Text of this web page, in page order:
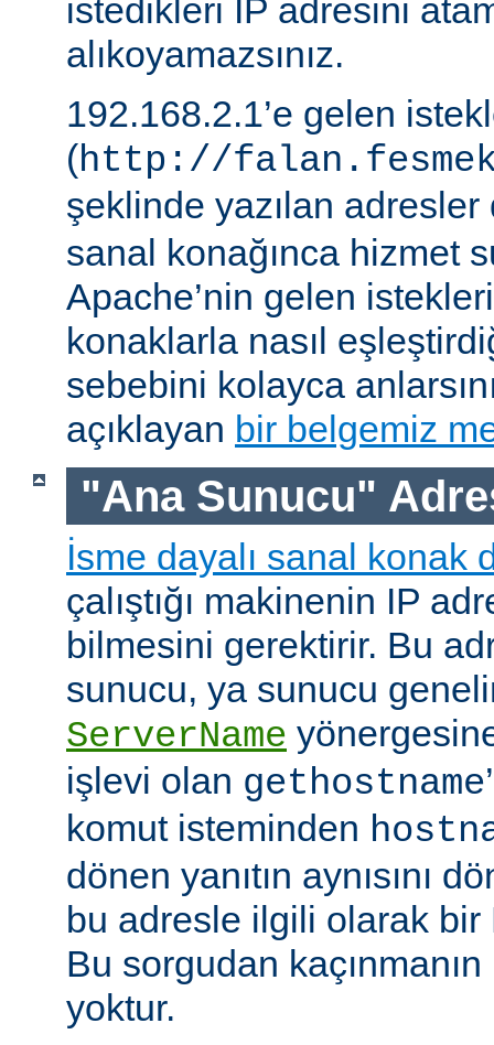
istedikleri IP adresini
alıkoyamazsınız.
192.168.2.1’e gelen
(http://
şeklinde yazılan
sanal konağınca hizmet
Apache’nin gelen
konaklarla nasıl
sebebini kolayca
açıklayan bir belgemiz
"Ana Sunucu"
İsme dayalı sanal konak
çalıştığı makinenin IP
bilmesini gerektirir. Bu
sunucu, ya sunucu
ServerName
işlevi olan gethostname
komut isteminden
dönen yanıtın aynısını
bu adresle ilgili olarak
Bu sorgudan
yoktur.